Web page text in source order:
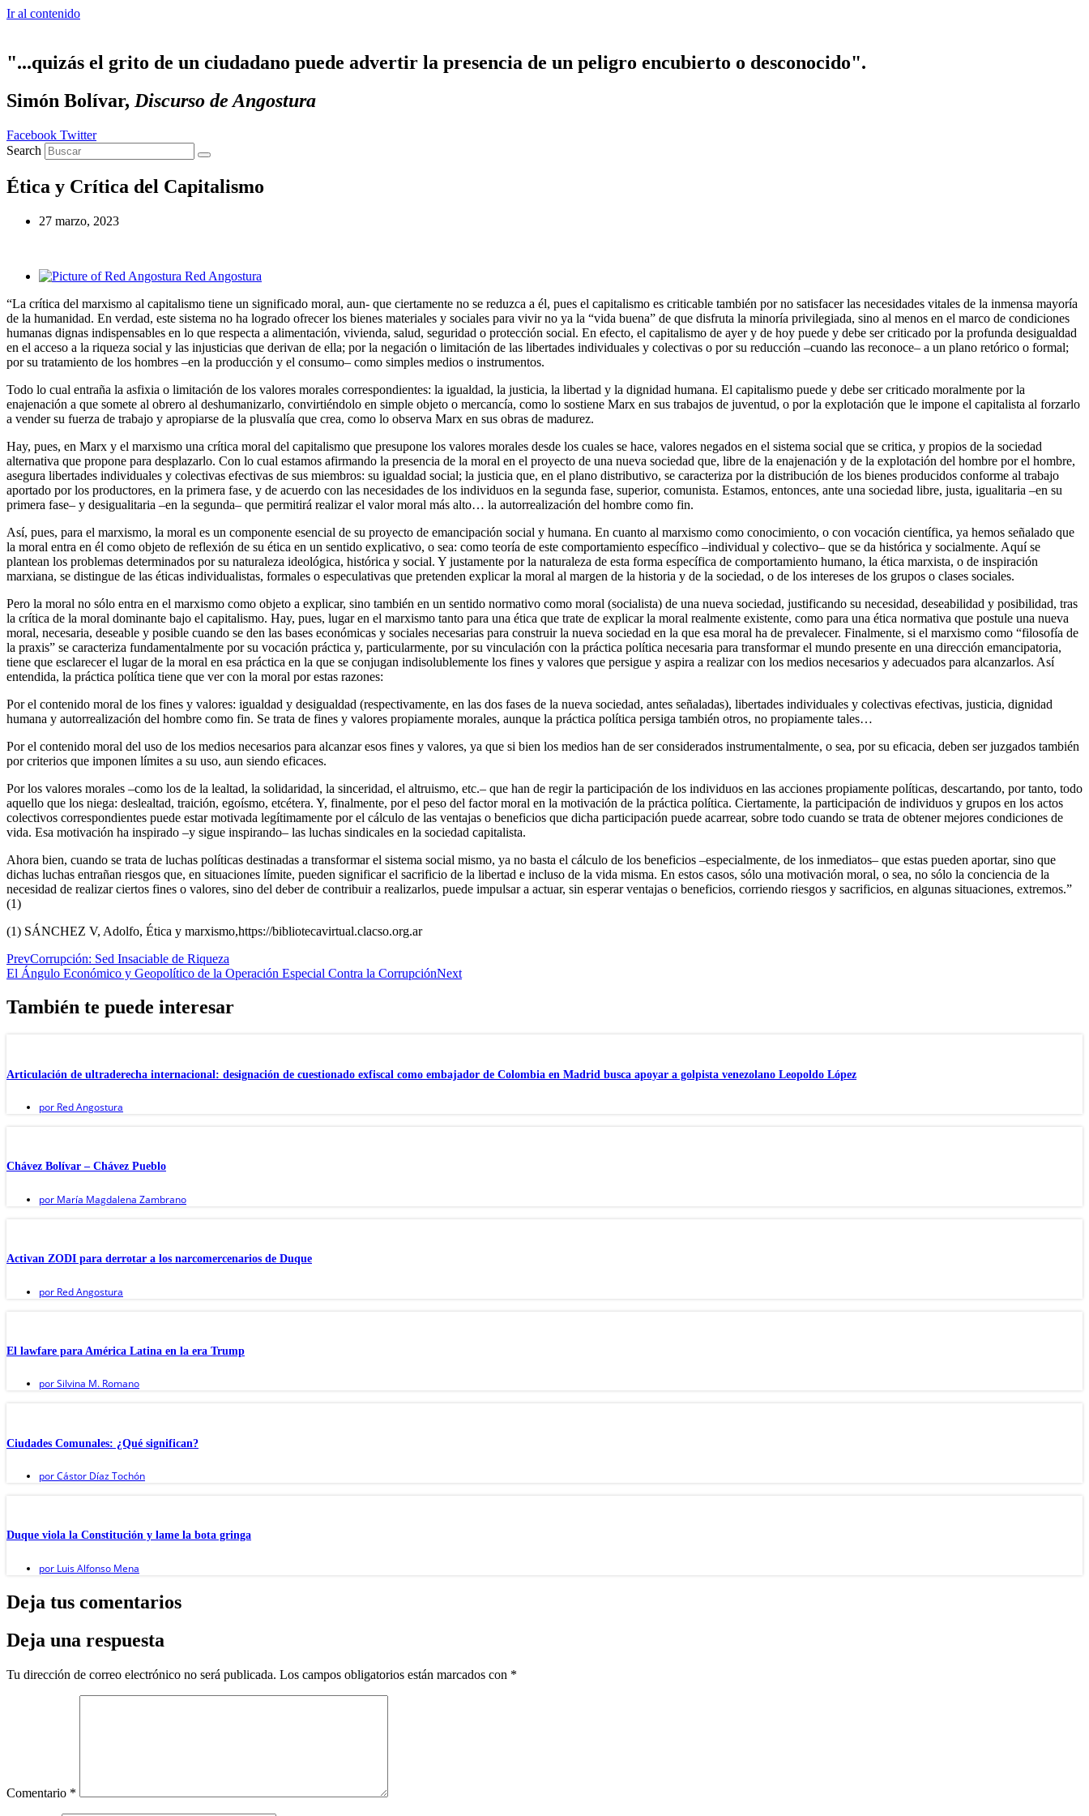
Ir al contenido
"...quizás el grito de un ciudadano puede advertir la presencia de un peligro encubierto o desconocido".
Simón Bolívar, Discurso de Angostura
Facebook Twitter
Search
Ética y Crítica del Capitalismo
27 marzo, 2023
Red Angostura
“La crítica del marxismo al capitalismo tiene un significado moral, aun- que ciertamente no se reduzca a él, pues el capitalismo es criticable también por no satisfacer las necesidades vitales de la inmensa mayoría
de la humanidad. En verdad, este sistema no ha logrado ofrecer los bienes materiales y sociales para vivir no ya la “vida buena” de que disfruta la minoría privilegiada, sino al menos en el marco de condiciones
humanas dignas indispensables en lo que respecta a alimentación, vivienda, salud, seguridad o protección social. En efecto, el capitalismo de ayer y de hoy puede y debe ser criticado por la profunda desigualdad
en el acceso a la riqueza social y las injusticias que derivan de ella; por la negación o limitación de las libertades individuales y colectivas o por su reducción –cuando las reconoce– a un plano retórico o formal;
por su tratamiento de los hombres –en la producción y el consumo– como simples medios o instrumentos.
Todo lo cual entraña la asfixia o limitación de los valores morales correspondientes: la igualdad, la justicia, la libertad y la dignidad humana. El capitalismo puede y debe ser criticado moralmente por la
enajenación a que somete al obrero al deshumanizarlo, convirtiéndolo en simple objeto o mercancía, como lo sostiene Marx en sus trabajos de juventud, o por la explotación que le impone el capitalista al forzarlo
a vender su fuerza de trabajo y apropiarse de la plusvalía que crea, como lo observa Marx en sus obras de madurez.
Hay, pues, en Marx y el marxismo una crítica moral del capitalismo que presupone los valores morales desde los cuales se hace, valores negados en el sistema social que se critica, y propios de la sociedad
alternativa que propone para desplazarlo. Con lo cual estamos afirmando la presencia de la moral en el proyecto de una nueva sociedad que, libre de la enajenación y de la explotación del hombre por el hombre,
asegura libertades individuales y colectivas efectivas de sus miembros: su igualdad social; la justicia que, en el plano distributivo, se caracteriza por la distribución de los bienes producidos conforme al trabajo
aportado por los productores, en la primera fase, y de acuerdo con las necesidades de los individuos en la segunda fase, superior, comunista. Estamos, entonces, ante una sociedad libre, justa, igualitaria –en su
primera fase– y desigualitaria –en la segunda– que permitirá realizar el valor moral más alto… la autorrealización del hombre como fin.
Así, pues, para el marxismo, la moral es un componente esencial de su proyecto de emancipación social y humana. En cuanto al marxismo como conocimiento, o con vocación científica, ya hemos señalado que
la moral entra en él como objeto de reflexión de su ética en un sentido explicativo, o sea: como teoría de este comportamiento específico –individual y colectivo– que se da histórica y socialmente. Aquí se
plantean los problemas determinados por su naturaleza ideológica, histórica y social. Y justamente por la naturaleza de esta forma específica de comportamiento humano, la ética marxista, o de inspiración
marxiana, se distingue de las éticas individualistas, formales o especulativas que pretenden explicar la moral al margen de la historia y de la sociedad, o de los intereses de los grupos o clases sociales.
Pero la moral no sólo entra en el marxismo como objeto a explicar, sino también en un sentido normativo como moral (socialista) de una nueva sociedad, justificando su necesidad, deseabilidad y posibilidad, tras
la crítica de la moral dominante bajo el capitalismo. Hay, pues, lugar en el marxismo tanto para una ética que trate de explicar la moral realmente existente, como para una ética normativa que postule una nueva
moral, necesaria, deseable y posible cuando se den las bases económicas y sociales necesarias para construir la nueva sociedad en la que esa moral ha de prevalecer. Finalmente, si el marxismo como “filosofía de
la praxis” se caracteriza fundamentalmente por su vocación práctica y, particularmente, por su vinculación con la práctica política necesaria para transformar el mundo presente en una dirección emancipatoria,
tiene que esclarecer el lugar de la moral en esa práctica en la que se conjugan indisolublemente los fines y valores que persigue y aspira a realizar con los medios necesarios y adecuados para alcanzarlos. Así
entendida, la práctica política tiene que ver con la moral por estas razones:
Por el contenido moral de los fines y valores: igualdad y desigualdad (respectivamente, en las dos fases de la nueva sociedad, antes señaladas), libertades individuales y colectivas efectivas, justicia, dignidad
humana y autorrealización del hombre como fin. Se trata de fines y valores propiamente morales, aunque la práctica política persiga también otros, no propiamente tales…
Por el contenido moral del uso de los medios necesarios para alcanzar esos fines y valores, ya que si bien los medios han de ser considerados instrumentalmente, o sea, por su eficacia, deben ser juzgados también
por criterios que imponen límites a su uso, aun siendo eficaces.
Por los valores morales –como los de la lealtad, la solidaridad, la sinceridad, el altruismo, etc.– que han de regir la participación de los individuos en las acciones propiamente políticas, descartando, por tanto, todo
aquello que los niega: deslealtad, traición, egoísmo, etcétera. Y, finalmente, por el peso del factor moral en la motivación de la práctica política. Ciertamente, la participación de individuos y grupos en los actos
colectivos correspondientes puede estar motivada legítimamente por el cálculo de las ventajas o beneficios que dicha participación puede acarrear, sobre todo cuando se trata de obtener mejores condiciones de
vida. Esa motivación ha inspirado –y sigue inspirando– las luchas sindicales en la sociedad capitalista.
Ahora bien, cuando se trata de luchas políticas destinadas a transformar el sistema social mismo, ya no basta el cálculo de los beneficios –especialmente, de los inmediatos– que estas pueden aportar, sino que
dichas luchas entrañan riesgos que, en situaciones límite, pueden significar el sacrificio de la libertad e incluso de la vida misma. En estos casos, sólo una motivación moral, o sea, no sólo la conciencia de la
necesidad de realizar ciertos fines o valores, sino del deber de contribuir a realizarlos, puede impulsar a actuar, sin esperar ventajas o beneficios, corriendo riesgos y sacrificios, en algunas situaciones, extremos.”
(1)
(1) SÁNCHEZ V, Adolfo, Ética y marxismo,https://bibliotecavirtual.clacso.org.ar
PrevCorrupción: Sed Insaciable de Riqueza
El Ángulo Económico y Geopolítico de la Operación Especial Contra la CorrupciónNext
También te puede interesar
Articulación de ultraderecha internacional: designación de cuestionado exfiscal como embajador de Colombia en Madrid busca apoyar a golpista venezolano Leopoldo López
por Red Angostura
Chávez Bolívar – Chávez Pueblo
por María Magdalena Zambrano
Activan ZODI para derrotar a los narcomercenarios de Duque
por Red Angostura
El lawfare para América Latina en la era Trump
porSilvina M. Romano
Ciudades Comunales: ¿Qué significan?
porCástor Díaz Tochón
Duque viola la Constitución y lame la bota gringa
por Luis Alfonso Mena
Deja tus comentarios
Deja una respuesta
Tu dirección de correo electrónico no será publicada. Los campos obligatorios están marcados con *
Comentario *